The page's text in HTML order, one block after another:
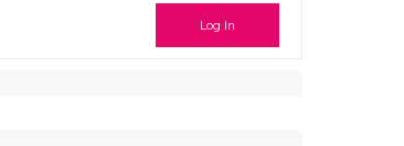
Log In